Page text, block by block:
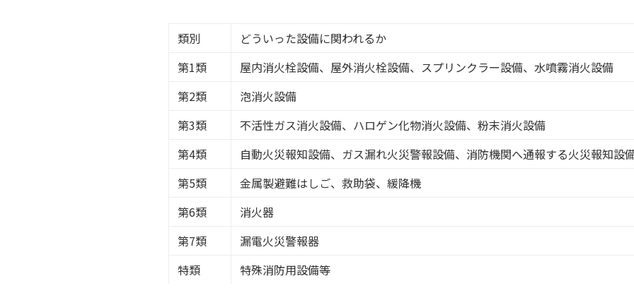
類別
どういった設備に関われるか
第1類
屋内消火栓設備、屋外消火栓設備、スプリンクラー設備、水噴霧消火設備
第2類
泡消火設備
第3類
不活性ガス消火設備、ハロゲン化物消火設備、粉末消火設備
第4類
自動火災報知設備、ガス漏れ火災警報設備、消防機関へ通報する火災報知設
第5類
金属製避難はしご、救助袋、緩降機
第6類
消火器
第7類
漏電火災警報器
特類
特殊消防用設備等